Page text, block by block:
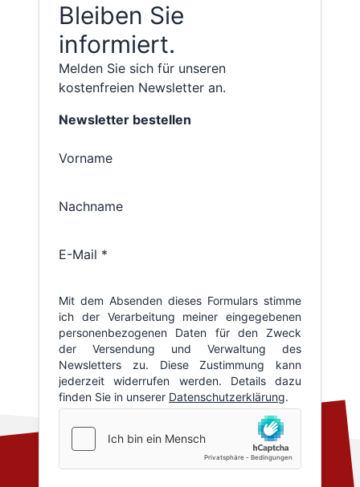
Bleiben Sie
informiert.
Melden Sie sich für unseren
kostenfreien Newsletter an.